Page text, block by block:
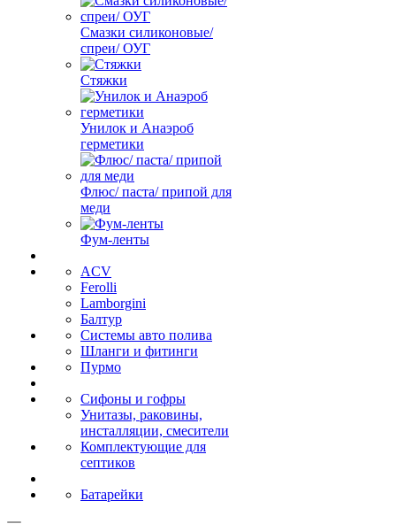
Смазки силиконовые/
спреи/ ОУГ
Стяжки
Унилок и Анаэроб
герметики
Флюс/ паста/ припой для
меди
Фум-ленты
ACV
Ferolli
Lamborgini
Балтур
Системы авто полива
Шланги и фитинги
Пурмо
Сифоны и гофры
Унитазы, раковины,
инсталляции, смесители
Комплектующие для
септиков
Батарейки